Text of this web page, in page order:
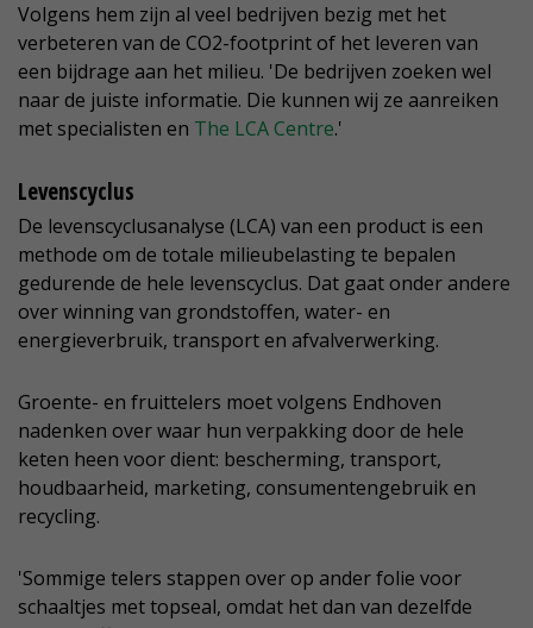
Volgens hem zijn al veel bedrijven bezig met het
verbeteren van de CO2-footprint of het leveren van
een bijdrage aan het milieu. 'De bedrijven zoeken wel
naar de juiste informatie. Die kunnen wij ze aanreiken
met specialisten en The LCA Centre.'
Levenscyclus
De levenscyclusanalyse (LCA) van een product is een
methode om de totale milieubelasting te bepalen
gedurende de hele levenscyclus. Dat gaat onder andere
over winning van grondstoffen, water- en
energieverbruik, transport en afvalverwerking.
Groente- en fruittelers moet volgens Endhoven
nadenken over waar hun verpakking door de hele
keten heen voor dient: bescherming, transport,
houdbaarheid, marketing, consumentengebruik en
recycling.
'Sommige telers stappen over op ander folie voor
schaaltjes met topseal, omdat het dan van dezelfde